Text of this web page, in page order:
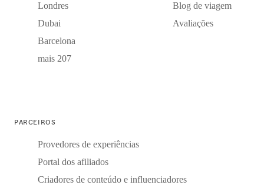
Londres
Dubai
Barcelona
mais 207
Blog de viagem
Avaliações
PARCEIROS
Provedores de experiências
Portal dos afiliados
Criadores de conteúdo e influenciadores